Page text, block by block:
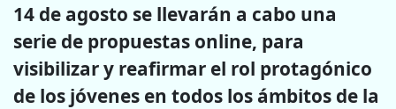
14 de agosto se llevarán a cabo una
serie de propuestas online, para
visibilizar y reafirmar el rol protagónico
de los jóvenes en todos los ámbitos de la